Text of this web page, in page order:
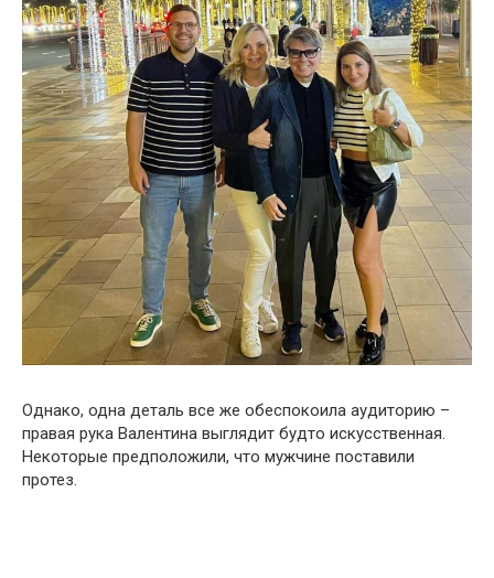
Однако, одна деталь все же обеспокоила аудиторию –
правая рука Валентина выглядит будто искусственная.
Некоторые предположили, что мужчине поставили
протез.